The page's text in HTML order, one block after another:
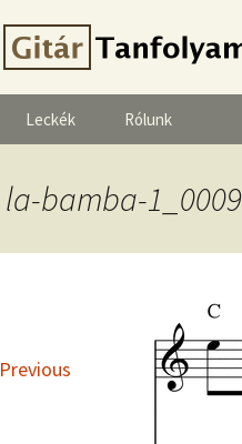
Leckék Rólunk
la-bamba-1_0009
Previous